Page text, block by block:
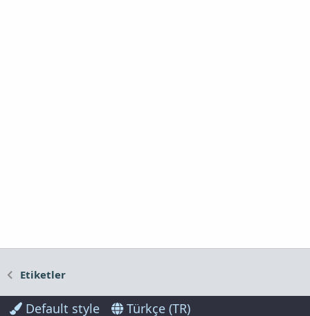
Etiketler
Default style Türkçe (TR)